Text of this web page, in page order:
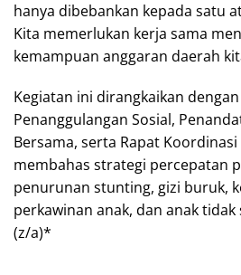
hanya dibebankan kepada satu
Kita memerlukan kerja sama
kemampuan anggaran daerah
Kegiatan ini dirangkaikan
Penanggulangan Sosial,
Bersama, serta Rapat
membahas strategi percepatan
penurunan stunting, gizi buruk,
perkawinan anak, dan anak
(z/a)*